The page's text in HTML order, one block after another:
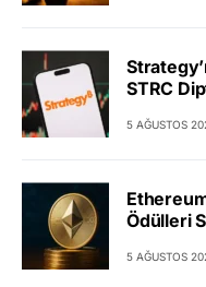
STRC
5 AĞUSTOS
Ödülleri
5 AĞUSTOS